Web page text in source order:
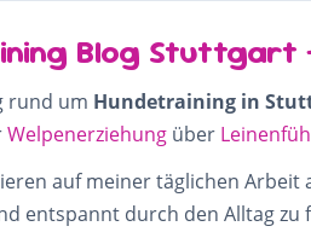
Blog Stuttgart
rund um Hundetraining in
Welpenerziehung über
auf meiner täglichen
entspannt durch den Alltag zu